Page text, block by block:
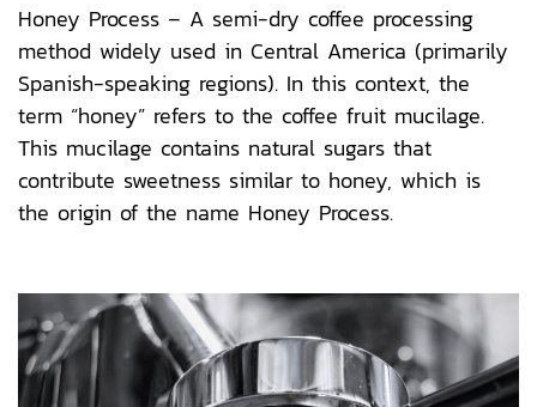
Honey Process – A semi-dry coffee processing
method widely used in Central America (primarily
Spanish-speaking regions). In this context, the
term “honey” refers to the coffee fruit mucilage.
This mucilage contains natural sugars that
contribute sweetness similar to honey, which is
the origin of the name Honey Process.